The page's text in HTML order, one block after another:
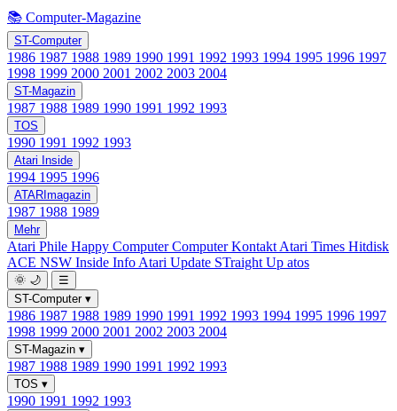
📚 Computer-Magazine
ST-Computer
1986 1987 1988 1989 1990 1991 1992 1993 1994 1995 1996 1997
1998 1999 2000 2001 2002 2003 2004
ST-Magazin
1987 1988 1989 1990 1991 1992 1993
TOS
1990 1991 1992 1993
Atari Inside
1994 1995 1996
ATARImagazin
1987 1988 1989
Mehr
Atari Phile Happy ComputerComputer Kontakt Atari Times Hitdisk
ACE NSW Inside Info Atari Update STraight Up atos
🌞 🌙
☰
ST-Computer ▾
1986 1987 1988 1989 1990 1991 1992 1993 1994 1995 1996 1997
1998 1999 2000 2001 2002 2003 2004
ST-Magazin ▾
1987 1988 1989 1990 1991 1992 1993
TOS ▾
1990 1991 1992 1993